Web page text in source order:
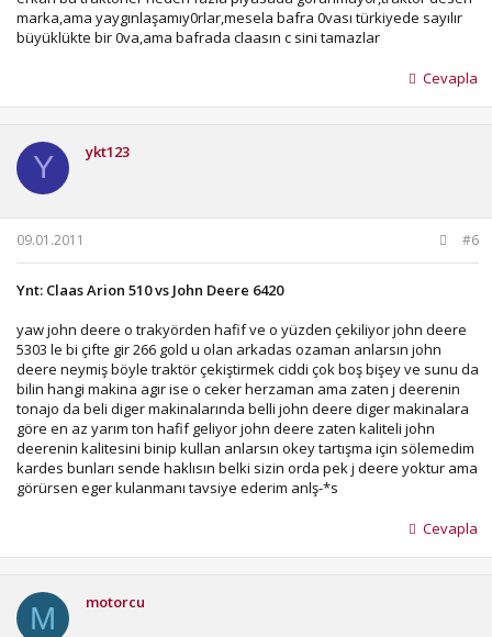
marka,ama yaygınlaşamıy0rlar,mesela bafra 0vası türkiyede sayılır
büyüklükte bir 0va,ama bafrada claasın c sini tamazlar
Cevapla
Y ykt123
09.01.2011 #6
Ynt: Claas Arion 510 vs John Deere 6420
yaw john deere o trakyörden hafif ve o yüzden çekiliyor john deere
5303 le bi çifte gir 266 gold u olan arkadas ozaman anlarsın john
deere neymiş böyle traktör çekiştirmek ciddi çok boş bişey ve sunu da
bilin hangi makina agır ise o ceker herzaman ama zaten j deerenin
tonajo da beli diger makinalarında belli john deere diger makinalara
göre en az yarım ton hafif geliyor john deere zaten kaliteli john
deerenin kalitesini binip kullan anlarsın okey tartışma için sölemedim
kardes bunları sende haklısın belki sizin orda pek j deere yoktur ama
görürsen eger kulanmanı tavsiye ederim anlş-*s
Cevapla
M motorcu